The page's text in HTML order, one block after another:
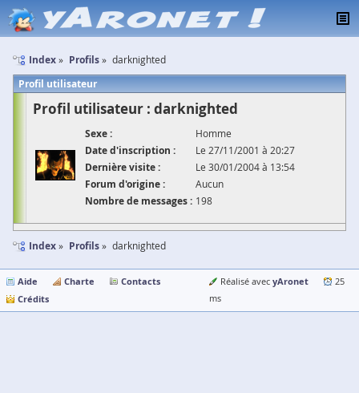
Index Profils darknighted
Profil utilisateur
Profil utilisateur : darknighted
Sexe : Homme
Date d'inscription : Le 27/11/2001 à 20:27
Dernière visite : Le 30/01/2004 à 13:54
Forum d'origine : Aucun
Nombre de messages : 198
Index Profils darknighted
Aide Charte
Contacts
Crédits
Réalisé avec yAronet
25
ms